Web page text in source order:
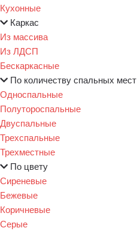
Кухонные
Каркас
Из массива
Из ЛДСП
Бескаркасные
По количеству спальных мест
Односпальные
Полутороспальные
Двуспальные
Трехспальные
Трехместные
По цвету
Сиреневые
Бежевые
Коричневые
Серые